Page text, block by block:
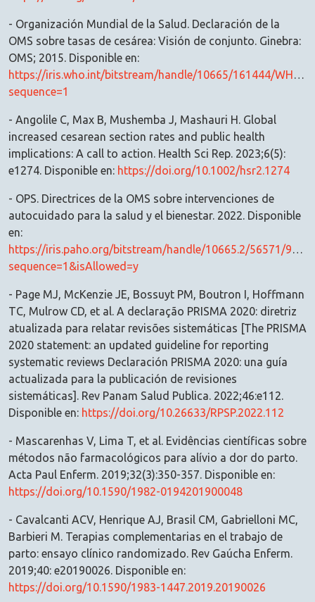
- Organización Mundial de la Salud. Declaración de la
OMS sobre tasas de cesárea: Visión de conjunto. Ginebra:
OMS; 2015. Disponible en:
https://iris.who.int/bitstream/handle/10665/161444/
sequence=1
- Angolile C, Max B, Mushemba J, Mashauri H. Global
increased cesarean section rates and public health
implications: A call to action. Health Sci Rep. 2023;6(5):
e1274. Disponible en: https://doi.org/10.1002/hsr2.1274
- OPS. Directrices de la OMS sobre intervenciones de
autocuidado para la salud y el bienestar. 2022. Disponible
en:
https://iris.paho.org/bitstream/handle/10665.2/56571/
sequence=1&isAllowed=y
- Page MJ, McKenzie JE, Bossuyt PM, Boutron I, Hoffmann
TC, Mulrow CD, et al. A declaração PRISMA 2020: diretriz
atualizada para relatar revisões sistemáticas [The PRISMA
2020 statement: an updated guideline for reporting
systematic reviews Declaración PRISMA 2020: una guía
actualizada para la publicación de revisiones
sistemáticas]. Rev Panam Salud Publica. 2022;46:e112.
Disponible en: https://doi.org/10.26633/RPSP.2022.112
- Mascarenhas V, Lima T, et al. Evidências científicas sobre
métodos não farmacológicos para alívio a dor do parto.
Acta Paul Enferm. 2019;32(3):350-357. Disponible en:
https://doi.org/10.1590/1982-0194201900048
- Cavalcanti ACV, Henrique AJ, Brasil CM, Gabrielloni MC,
Barbieri M. Terapias complementarias en el trabajo de
parto: ensayo clínico randomizado. Rev Gaúcha Enferm.
2019;40: e20190026. Disponible en:
https://doi.org/10.1590/1983-1447.2019.20190026